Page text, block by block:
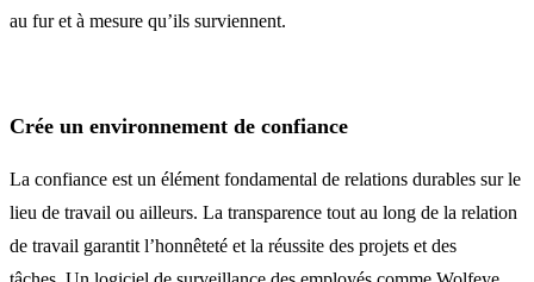
au fur et à mesure qu’ils surviennent.
Crée un environnement de confiance
La confiance est un élément fondamental de relations durables sur le
lieu de travail ou ailleurs. La transparence tout au long de la relation
de travail garantit l’honnêteté et la réussite des projets et des